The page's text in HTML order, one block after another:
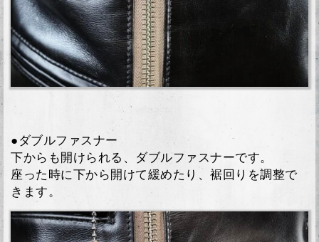
●ダブルファスナー
下からも開けられる、ダブルファスナーです。
座った時に下から開けて緩めたり、裾回りを調整で
きます。